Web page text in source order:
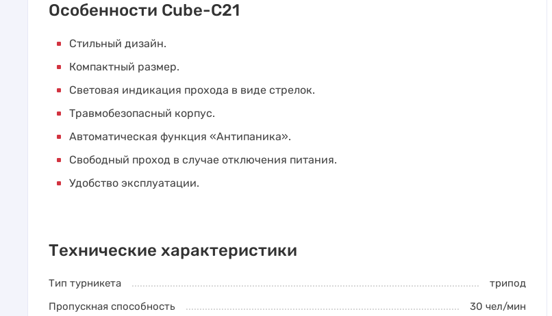
Особенности Cube-C21
Стильный дизайн.
Компактный размер.
Световая индикация прохода в виде стрелок.
Травмобезопасный корпус.
Автоматическая функция «Антипаника».
Свободный проход в случае отключения питания.
Удобство эксплуатации.
Технические характеристики
Тип турникета
трипод
Пропускная способность
30 чел/мин